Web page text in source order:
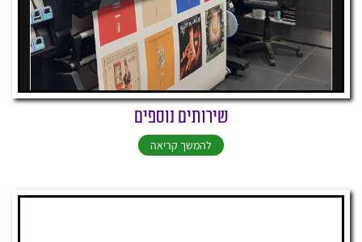
שירותים נוספים
להמשך קריאה